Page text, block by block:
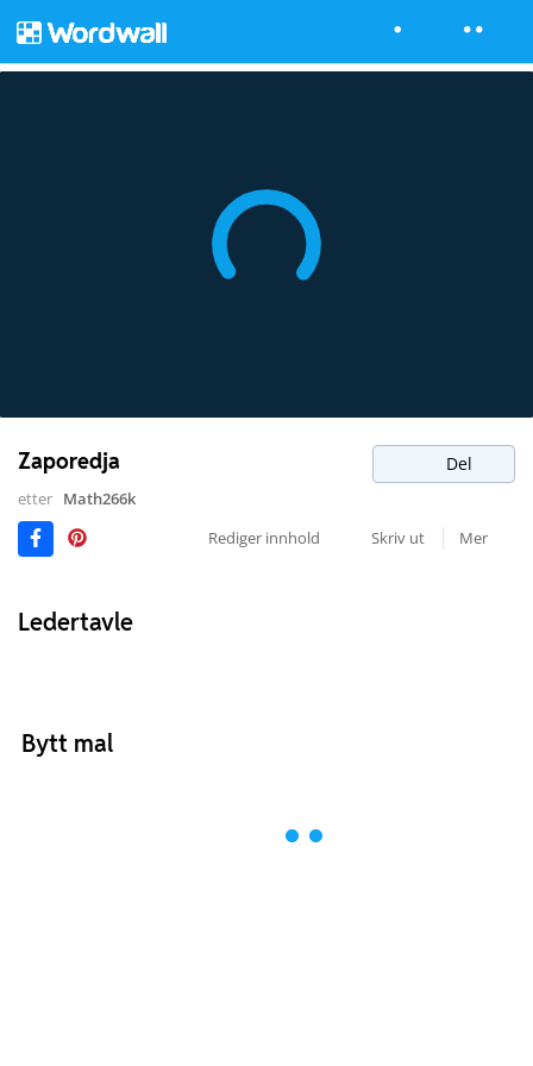
Zaporedja Del
etter Math266k
Rediger innhold
Skriv ut Mer
Ledertavle
Bytt mal